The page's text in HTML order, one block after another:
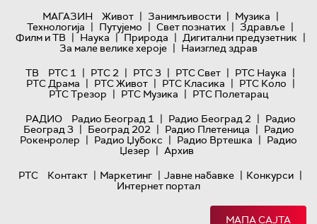
МАГАЗИН
Живот | Занимљивости | Музика |
Технологијa | Путујемо | Свет познатих | Здравље |
Филм и ТВ | Наука | Природа | Дигитални предузетник |
За мале велике хероје | Наизглед здрав
ТВ
РТС 1 | РТС 2 | РТС 3 | РТС Свет | РТС Наука |
РТС Драма | РТС Живот | РТС Класика | РТС Коло |
РТС Трезор | РТС Музика | РТС Полетарац
РАДИО
Радио Београд 1 | Радио Београд 2 | Радио
Београд 3 | Београд 202 | Радио Плетеница | Радио
Рокенролер | Радио Џубокс | Радио Вртешка | Радио
Џезер | Архив
РТС
Контакт | Маркетинг | Јавне набавке | Конкурси |
Интернет портал
МАПА САЈТА